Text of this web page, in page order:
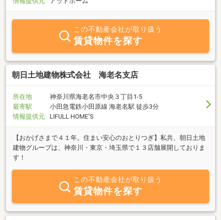
この不動産会社が取り扱う
賃貸物件を探す
朝日土地建物株式会社 海老名支店
所在地
神奈川県海老名市中央３丁目1-5
最寄駅
小田急電鉄小田原線 海老名駅 徒歩3分
情報提供元
LIFULL HOME'S
【おかげさまで４１年。住まい安心のおとりつぎ】私共、朝日土地
建物グループは、神奈川・東京・埼玉県で１３店舗展開しておりま
す！
この不動産会社が取り扱う
賃貸物件を探す